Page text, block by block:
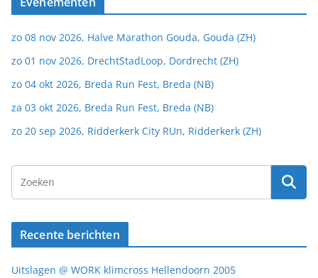
zo 08 nov 2026, Halve Marathon Gouda, Gouda (ZH)
zo 01 nov 2026, DrechtStadLoop, Dordrecht (ZH)
zo 04 okt 2026, Breda Run Fest, Breda (NB)
za 03 okt 2026, Breda Run Fest, Breda (NB)
zo 20 sep 2026, Ridderkerk City RUn, Ridderkerk (ZH)
Recente berichten
Uitslagen @ WORK klimcross Hellendoorn 2005